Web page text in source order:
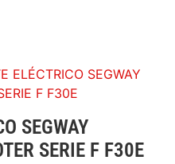
ELÉCTRICO SEGWAY
F F30E
SEGWAY
SERIE F F30E